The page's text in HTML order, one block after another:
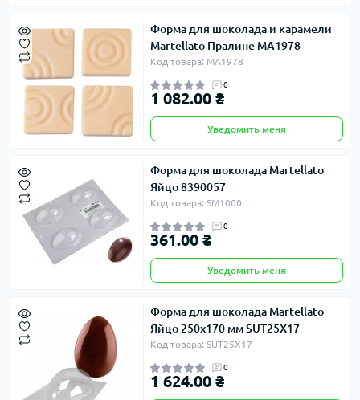
Форма для шоколада и карамели
Martellato Пралине МА1978
Код товара: МА1978
0
1 082.00 ₴
Уведомить меня
Форма для шоколада Martellato
Яйцо 8390057
Код товара: SM1000
0
361.00 ₴
Уведомить меня
Форма для шоколада Martellato
Яйцо 250х170 мм SUT25X17
Код товара: SUT25X17
0
1 624.00 ₴